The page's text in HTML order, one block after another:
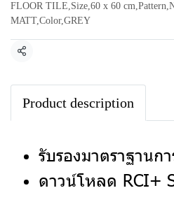
FLOOR TILE,Size,60 x 60 cm,Pattern,
MATT,Color,GREY
แชร์
Product description
รับรองมาตราฐานก
ดาวน์โหลด RCI+